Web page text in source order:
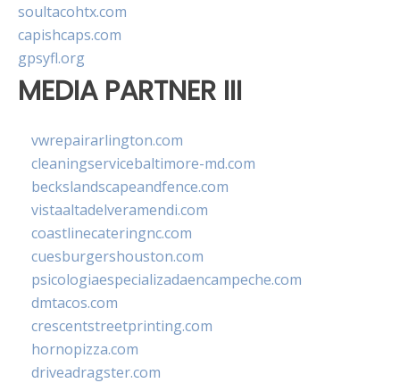
soultacohtx.com
capishcaps.com
gpsyfl.org
MEDIA PARTNER III
vwrepairarlington.com
cleaningservicebaltimore-md.com
beckslandscapeandfence.com
vistaaltadelveramendi.com
coastlinecateringnc.com
cuesburgershouston.com
psicologiaespecializadaencampeche.com
dmtacos.com
crescentstreetprinting.com
hornopizza.com
driveadragster.com